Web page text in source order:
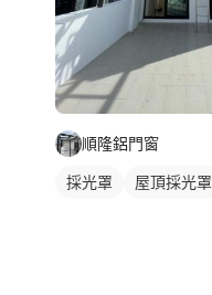
順隆鋁門窗
採光罩 屋頂採光罩